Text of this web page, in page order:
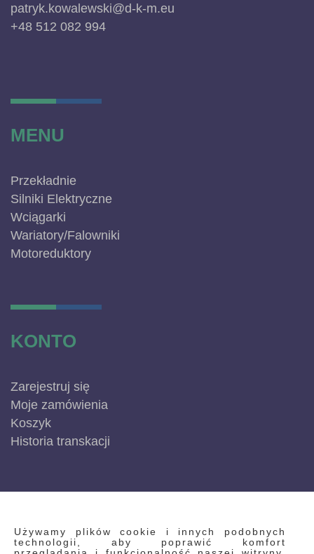
Używamy plików cookie i innych podobnych
technologii, aby poprawić komfort
patryk.kowalewski@d-k-m.eu
+48 512 082 994
MENU
Przekładnie
Silniki Elektryczne
Wciągarki
Wariatory/Falowniki
Motoreduktory
KONTO
Zarejestruj się
Moje zamówienia
Koszyk
Historia transkacji
INFORMACJE